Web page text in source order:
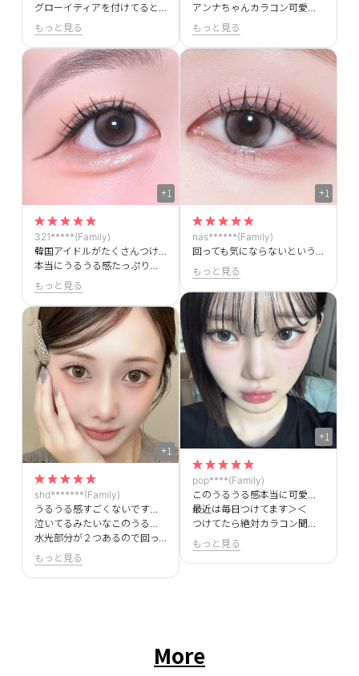
もっと見る
+1
321*****(Family)
本当にうるうる感たっぷりで泣いてるみたいな目元になれます🥺
もっと見る
+1
shd*******(Family)
うるうる感すごくないですか？
泣いてるみたいなこのうるうる絵文時の瞳になれちゃいます🥺
水光部分が２つあるので回っても全然気にならなくて付け心地もいいのでおすすめです！
もっと見る
もっと見る
+1
nas******(Family)
もっと見る
+1
pop****(Family)
このうるうる感本当に可愛すぎる！！
最近は毎日つけてます＞＜
つけてたら絶対カラコン聞かれます！！
もっと見る
More